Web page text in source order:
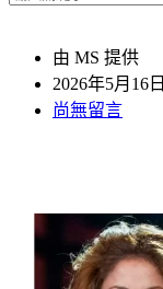
由 MS 提供
2026年5月16日
尚無留言